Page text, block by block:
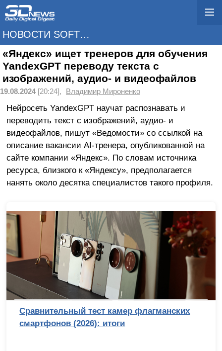
НОВОСТИ SOFTWARE
«Яндекс» ищет тренеров для обучения
YandexGPT переводу текста с
изображений, аудио- и видеофайлов
19.08.2024[20:24], Владимир Мироненко
Нейросеть YandexGPT научат распознавать и
переводить текст с изображений, аудио- и
видеофайлов, пишут «Ведомости» со ссылкой на
описание вакансии AI-тренера, опубликованной на
сайте компании «Яндекс». По словам источника
ресурса, близкого к «Яндексу», предполагается
нанять около десятка специалистов такого профиля.
Сравнительный тест камер флагманских
смартфонов (2026): итоги